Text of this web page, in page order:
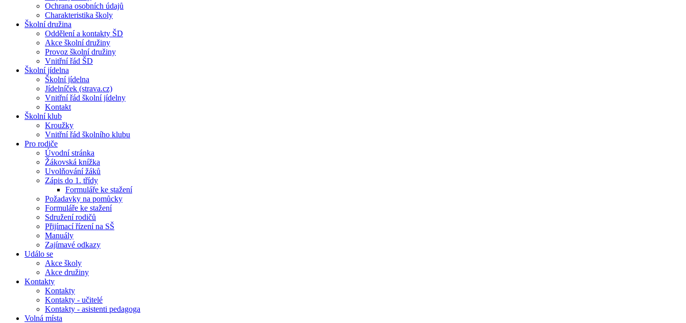
Ochrana osobních údajů
Charakteristika školy
Školní družina
Oddělení a kontakty ŠD
Akce školní družiny
Provoz školní družiny
Vnitřní řád ŠD
Školní jídelna
Školní jídelna
Jídelníček (strava.cz)
Vnitřní řád školní jídelny
Kontakt
Školní klub
Kroužky
Vnitřní řád školního klubu
Pro rodiče
Úvodní stránka
Žákovská knížka
Uvolňování žáků
Zápis do 1. třídy
Formuláře ke stažení
Požadavky na pomůcky
Formuláře ke stažení
Sdružení rodičů
Přijímací řízení na SŠ
Manuály
Zajímavé odkazy
Událo se
Akce školy
Akce družiny
Kontakty
Kontakty
Kontakty - učitelé
Kontakty - asistenti pedagoga
Volná místa